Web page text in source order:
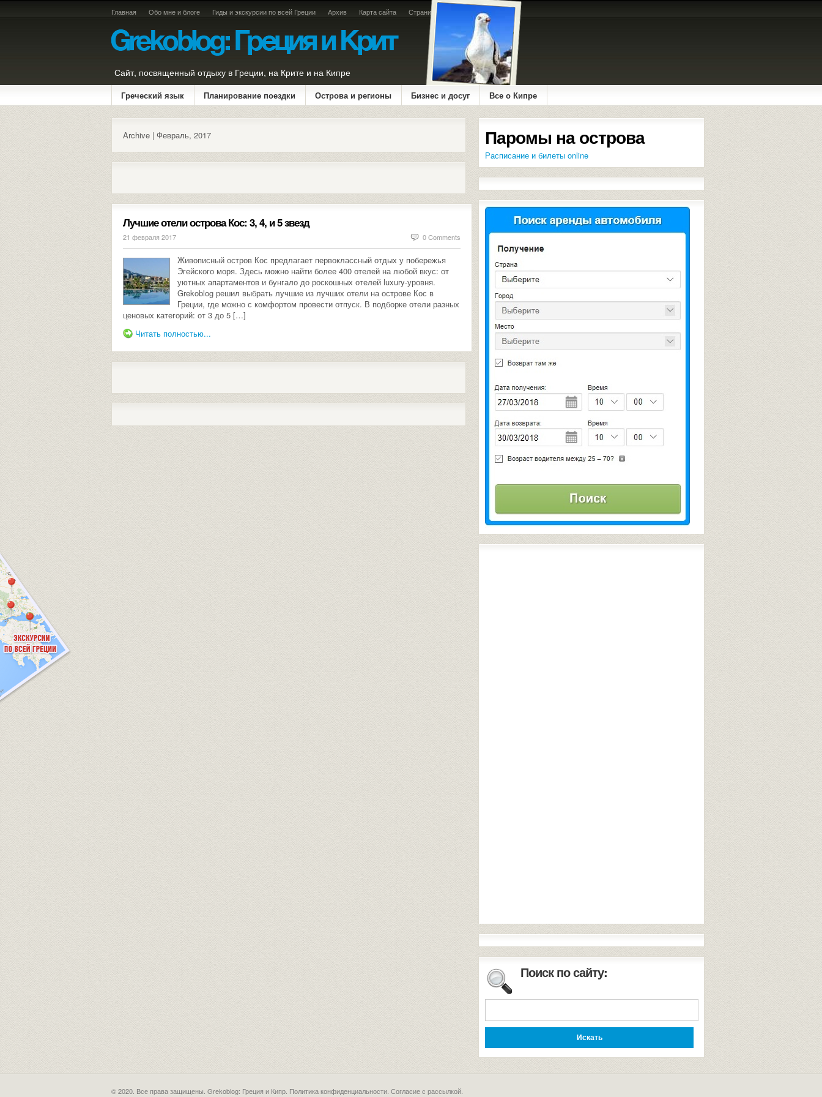
Главная Обо мне и блоге Гиды и экскурсии по всей Греции Архив Карта сайта Страница оплаты
Сайт, посвященный отдыху в Греции, на Крите и на Кипре
Греческий язык Планирование поездки Острова и регионы Бизнес и досуг Все о Кипре
Archive | Февраль, 2017
Лучшие отели острова Кос: 3, 4, и 5 звезд
21 февраля 2017 0 Comments
Живописный остров Кос предлагает первоклассный отдых у побережья
Эгейского моря. Здесь можно найти более 400 отелей на любой вкус: от
уютных апартаментов и бунгало до роскошных отелей luxury-уровня.
Grekoblog решил выбрать лучшие из лучших отели на острове Кос в
Греции, где можно с комфортом провести отпуск. В подборке отели разных
ценовых категорий: от 3 до 5 […]
Читать полностью...
Паромы на острова
Расписание и билеты online
Поиск по сайту:
© 2020. Все права защищены. Grekoblog: Греция и Кипр. Политика конфиденциальности Согласие с рассылкой